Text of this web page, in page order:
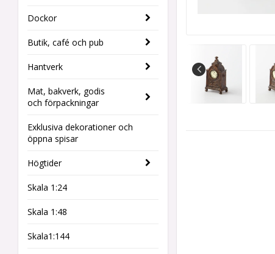
Dockor
Butik, café och pub
Hantverk
Mat, bakverk, godis
och förpackningar
Exklusiva dekorationer och
öppna spisar
Högtider
Skala 1:24
Skala 1:48
Skala1:144